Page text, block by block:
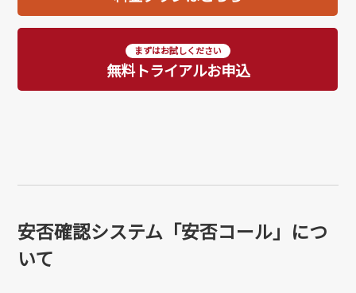
まずはお試しください
無料トライアルお申込
安否確認システム「安否コール」につ
いて